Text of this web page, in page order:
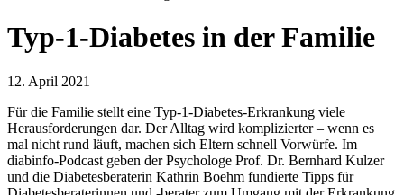
Typ-1-Diabetes in der Familie
12. April 2021
Für die Familie stellt eine Typ-1-Diabetes-Erkrankung viele
Herausforderungen dar. Der Alltag wird komplizierter – wenn es
mal nicht rund läuft, machen sich Eltern schnell Vorwürfe. Im
diabinfo-Podcast geben der Psychologe Prof. Dr. Bernhard Kulzer
und die Diabetesberaterin Kathrin Boehm fundierte Tipps für